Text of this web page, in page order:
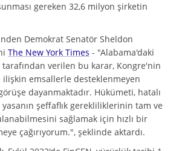
gereken 32,6 milyon şirketin
Demokrat Senatör Sheldon
The New York Times - "Alabama'daki
tarafından verilen bu karar, Kongre'nin
emsallerle desteklenmeyen
dayanmaktadır. Hükümeti, hatalı
şeffaflık gerekliliklerinin tam ve
sağlamak için hızlı bir
çağırıyorum.", şeklinde aktardı.